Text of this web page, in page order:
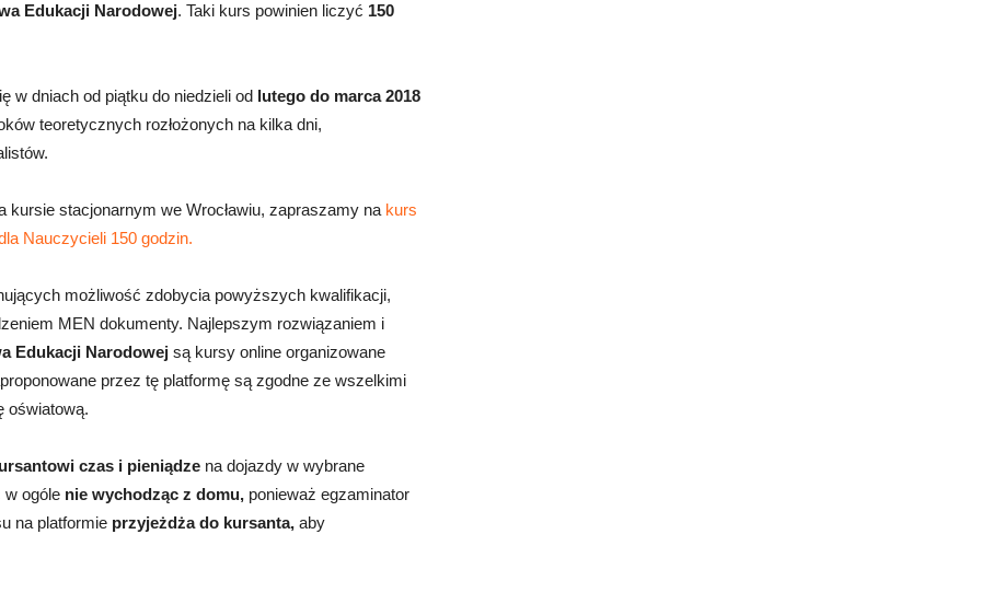
Edukacji Narodowej. Taki kurs powinien liczyć 150
w dniach od piątku do niedzieli od lutego do marca 2018
teoretycznych rozłożonych na kilka dni,
kursie stacjonarnym we Wrocławiu, zapraszamy na kurs
Nauczycieli 150 godzin.
możliwość zdobycia powyższych kwalifikacji,
MEN dokumenty. Najlepszym rozwiązaniem i
Edukacji Narodowej są kursy online organizowane
przez tę platformę są zgodne ze wszelkimi
oświatową.
czas i pieniądze na dojazdy w wybrane
w ogóle nie wychodząc z domu, ponieważ egzaminator
na platformie przyjeżdża do kursanta, aby